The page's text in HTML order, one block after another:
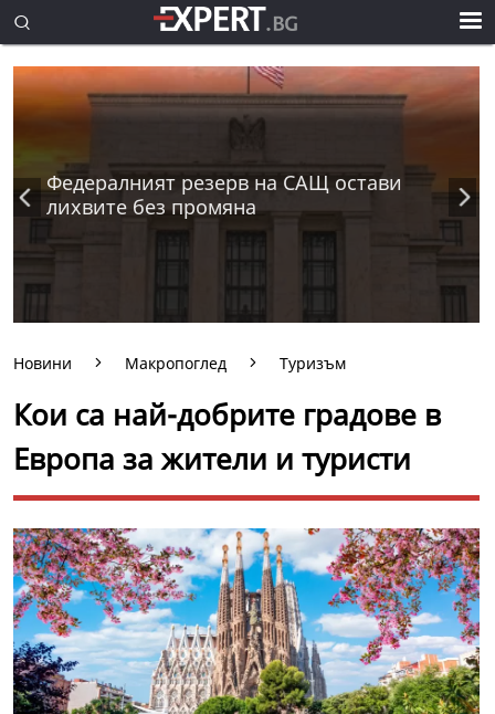
Федералният резерв на САЩ остави
лихвите без промяна
Новини Макропоглед Туризъм
Кои са най-добрите градове в
Европа за жители и туристи